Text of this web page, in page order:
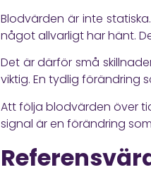
Blodvärden är inte
något allvarligt har hänt.
Det är därför små
viktig. En tydlig förändring
Att följa blodvärden över
signal är en förändring